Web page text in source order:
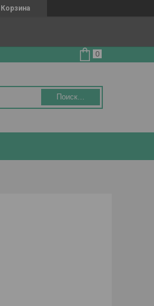
Корзина
Поиск...